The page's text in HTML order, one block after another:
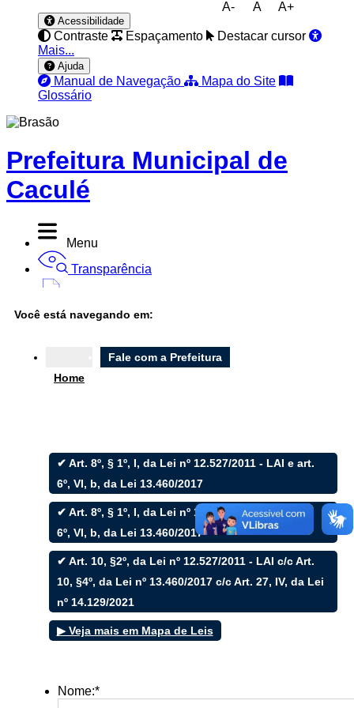
A- A A+
Acessibilidade
Contraste Espaçamento
Destacar cursor
Mais...
Ajuda
Manual de Navegação
Mapa do Site
Glossário
Prefeitura Municipal de
Caculé
Menu
Transparência
Ouvidoria
e-SIC
Filtrar por todos
Acesso à Informação
Cidadão
Empresas
Fotos
Notícias
Servidor
Transparência
Turistas
Fale conosco
Você está navegando em:
Home
Fale com a Prefeitura
✔ Art. 8º, § 1º, I, da Lei nº 12.527/2011 - LAI e art.
6º, VI, b, da Lei 13.460/2017
✔ Art. 8º, § 1º, I, da Lei nº 12.527/2011 - LAI e art.
6º, VI, b, da Lei 13.460/2017
✔ Art. 10, §2º, da Lei nº 12.527/2011 - LAI c/c Art.
10, §4º, da Lei nº 13.460/2017 c/c Art. 27, IV, da Lei
nº 14.129/2021
▶ Veja mais em Mapa de Leis
Nome:*